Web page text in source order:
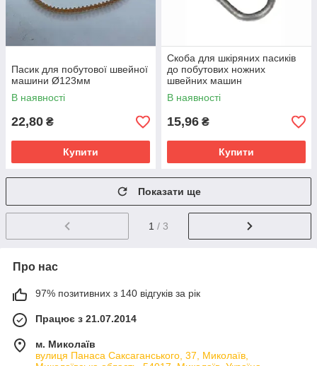
Пасик для побутової швейної
машини Ø123мм
В наявності
22,80 ₴
Купити
Скоба для шкіряних пасиків
до побутових ножних
швейних машин
В наявності
15,96 ₴
Купити
Показати ще
1 / 3
Про нас
97% позитивних з 140 відгуків за рік
Працює з 21.07.2014
м. Миколаїв
вулиця Панаса Саксаганського, 37, Миколаїв,